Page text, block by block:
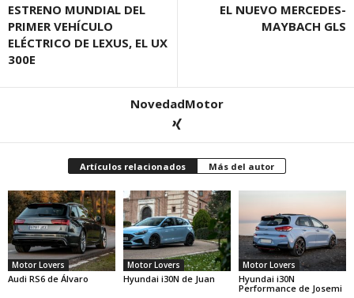
ESTRENO MUNDIAL DEL
PRIMER VEHÍCULO
ELÉCTRICO DE LEXUS, EL UX
300E
EL NUEVO MERCEDES-
MAYBACH GLS
NovedadMotor
Artículos relacionados Más del autor
Motor Lovers
Audi RS6 de Álvaro
Motor Lovers
Hyundai i30N de Juan
Motor Lovers
Hyundai i30N
Performance de Josemi